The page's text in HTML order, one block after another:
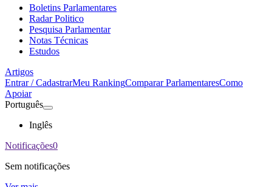
Boletins Parlamentares
Radar Politico
Pesquisa Parlamentar
Notas Técnicas
Estudos
Artigos
Entrar / CadastrarMeu RankingComparar ParlamentaresComo
Apoiar
Português
Inglês
Notificações0
Sem notificações